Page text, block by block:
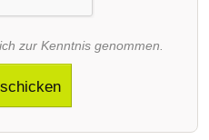
zur Kenntnis genommen.